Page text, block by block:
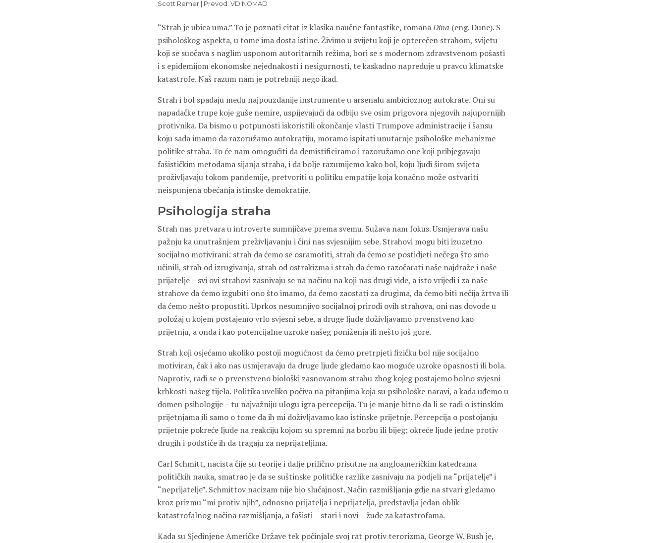
Scott Remer | Prevod: VD NOMAD
“Strah je ubica uma.” To je poznati citat iz klasika naučne fantastike, romanaDina (eng. Dune). S
psihološkog aspekta, u tome ima dosta istine. Živimo u svijetu koji je opterečen strahom, svijetu
koji se suočava s naglim usponom autoritarnih režima, bori se s modernom zdravstvenom pošasti
i s epidemijom ekonomske nejednakosti i nesigurnosti, te kaskadno napreduje u pravcu klimatske
katastrofe. Naš razum nam je potrebniji nego ikad.
Strah i bol spadaju među najpouzdanije instrumente u arsenalu ambicioznog autokrate. Oni su
napadačke trupe koje guše nemire, uspijevajući da odbiju sve osim prigovora njegovih najupornijih
protivnika. Da bismo u potpunosti iskoristili okončanje vlasti Trumpove administracije i šansu
koju sada imamo da razoružamo autokratiju, moramo ispitati unutarnje psihološke mehanizme
politike straha. To će nam omogućiti da demistificiramo i razoružamo one koji pribjegavaju
fašističkim metodama sijanja straha, i da bolje razumijemo kako bol, koju ljudi širom svijeta
proživljavaju tokom pandemije, pretvoriti u politiku empatije koja konačno može ostvariti
neispunjena obećanja istinske demokratije.
Psihologija straha
Strah nas pretvara u introverte sumnjičave prema svemu. Sužava nam fokus. Usmjerava našu
pažnju ka unutrašnjem preživljavanju i čini nas svjesnijim sebe. Strahovi mogu biti izuzetno
socijalno motivirani: strah da ćemo se osramotiti, strah da ćemo se postidjeti nečega što smo
učinili, strah od izrugivanja, strah od ostrakizma i strah da ćemo razočarati naše najdraže i naše
prijatelje – svi ovi strahovi zasnivaju se na načinu na koji nas drugi vide, a isto vrijedi i za naše
strahove da ćemo izgubiti ono što imamo, da ćemo zaostati za drugima, da ćemo biti nečija žrtva ili
da ćemo nešto propustiti. Uprkos nesumnjivo socijalnoj prirodi ovih strahova, oni nas dovode u
položaj u kojem postajemo vrlo svjesni sebe, a druge ljude doživljavamo prvenstveno kao
prijetnju, a onda i kao potencijalne uzroke našeg poniženja ili nešto još gore.
Strah koji osjećamo ukoliko postoji mogućnost da ćemo pretrpjeti fizičku bol nije socijalno
motiviran, čak i ako nas usmjeravaju da druge ljude gledamo kao moguće uzroke opasnosti ili bola.
Naprotiv, radi se o prvenstveno biološki zasnovanom strahu zbog kojeg postajemo bolno svjesni
krhkosti našeg tijela. Politika uveliko počiva na pitanjima koja su psihološke naravi, a kada uđemo u
domen psihologije – tu najvažniju ulogu igra percepcija. Tu je manje bitno da li se radi o istinskim
prijetnjama ili samo o tome da ih mi doživljavamo kao istinske prijetnje. Percepcija o postojanju
prijetnje pokreće ljude na reakciju kojom su spremni na borbu ili bijeg; okreće ljude jedne protiv
drugih i podstiče ih da tragaju za neprijateljima.
Carl Schmitt, nacista čije su teorije i dalje prilično prisutne na angloameričkim katedrama
političkih nauka, smatrao je da se suštinske političke razlike zasnivaju na podjeli na “prijatelje” i
“neprijatelje”. Schmittov nacizam nije bio slučajnost. Način razmišljanja gdje na stvari gledamo
kroz prizmu “mi protiv njih”, odnosno prijatelja i neprijatelja, predstavlja jedan oblik
katastrofalnog načina razmišljanja, a fašisti – stari i novi – žude za katastrofama.
Kada su Sjedinjene Američke Države tek počinjale svoj rat protiv terorizma, George W. Bush je,